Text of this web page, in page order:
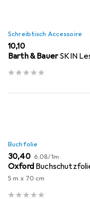
Schreibtisch Accessoire
EUR
10,10
Barth & BauerSKIN
Buchfolie
EUR
30,40 EUR
6,08/1m
Oxford
5 m x 70 cm